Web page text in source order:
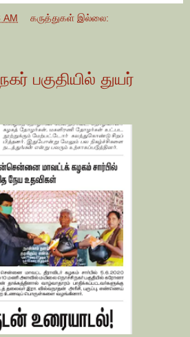
AM கருத்துகள் இல்லை:
பகுதியில் துயர்